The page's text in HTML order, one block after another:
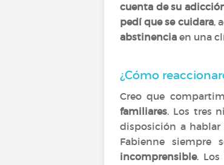
cuenta de su
pedí que se cuidara,
abstinencia en una
¿Cómo
Creo que
familiares. Los tres
disposición a
Fabienne siempre
incomprensible.